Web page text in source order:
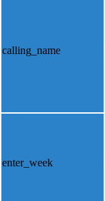
calling_name
enter_week